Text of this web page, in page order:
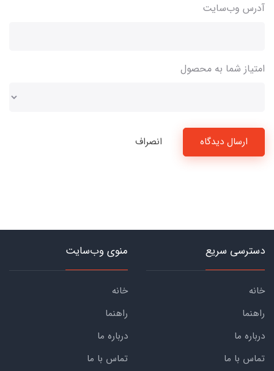
آدرس وب‌سایت
امتیاز شما به محصول
ارسال دیدگاه انصراف
دسترسی سریع
خانه
راهنما
درباره ما
تماس با ما
منوی وب‌سایت
خانه
راهنما
درباره ما
تماس با ما